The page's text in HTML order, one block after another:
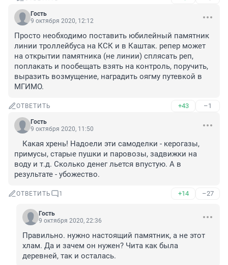
Гость
9 октября 2020, 12:12
Просто необходимо поставить юбилейный памятник
линии троллейбуса на КСК и в Каштак. репер может
на открытии памятника (не линии) сплясать реп,
поплакать и пообещать взять на контроль, поручить,
выразить возмущение, наградить оягму путевкой в
МГИМО.
ОТВЕТИТЬ +43 –1
Гость
9 октября 2020, 11:50
Какая хрень! Надоели эти самоделки - керогазы,
примусы, старые пушки и паровозы, задвижки на
воду и т.д. Сколько денег льется впустую. А в
результате - убожество.
ОТВЕТИТЬ 1 +14 –27
Гость
9 октября 2020, 22:36
Правильно. нужно настоящий памятник, а не этот
хлам. Да и зачем он нужен? Чита как была
деревней, так и осталась.